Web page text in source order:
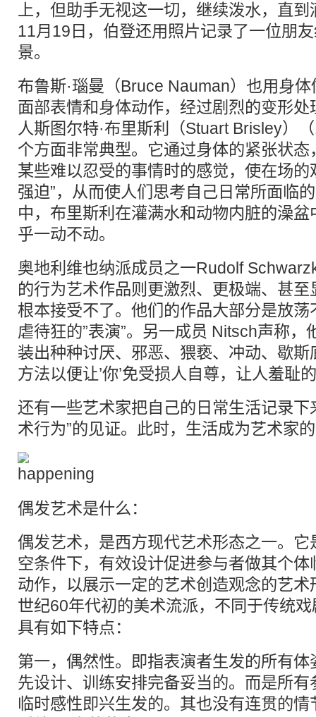
上，但助手无视这一切，继续泼水，直
11月19日，伯登还用照片记录了一位朋
景。
布鲁斯·瑙曼（Bruce Nauman）也用身
面部表情和身体动作，经过剧烈的变形
人斯图尔特·布里斯利（Stuart Brisley）
个方面非常典型。它通过身体的紧张状
某些难以忍受的事情时的感觉，使在场的
强迫”，从而使人们思考自己日常所面临
中，布里斯利在灌满水和动物内脏的澡
乎一动不动。
奥地利维也纳派成员之一Rudolf
的行为艺术作品则更激烈、更极端、甚
根本接受不了。他们的作品大部分是放
虐待狂的”表演”。另一成员 Nitsch声称，
装出种种讨厌、邪恶、猥亵、冲动、歇
方法以便让’你’免受损人自尊，让人羞耻
还有一些艺术家把自己的日常生活记录下
术行为”的见证。此时，生活成为艺术家
偶发艺术是什么：
偶发艺术，是西方现代艺术形态之一。
空条件下，有效设计促进参与者做其个
动作，以展示一定的艺术创造观念的艺
世纪60年代初的美术流派，不同于传统
具有如下特点：
第一，偶然性。即指表演者生发的所有
先设计、训练安排完备妥当的。而是所
临时感性即兴生发的。其也没有连贯的情